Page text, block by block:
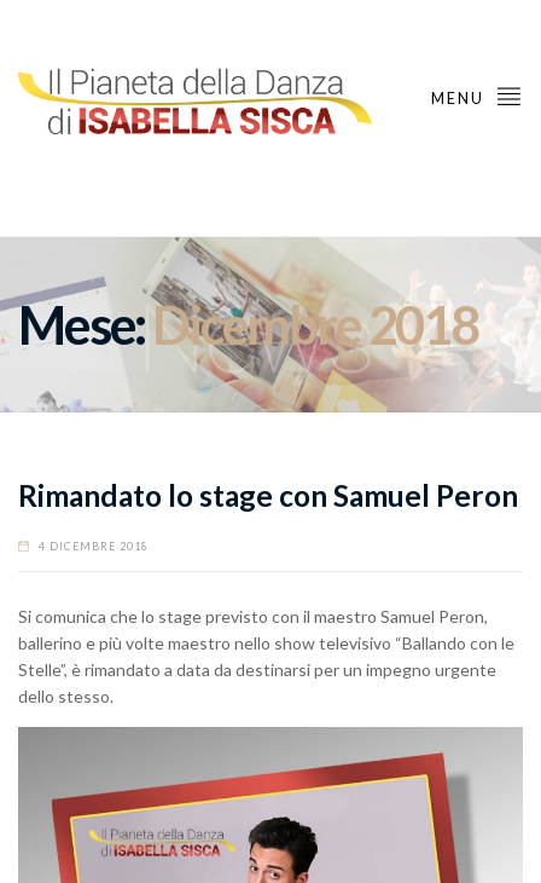
MENU
Mese:Dicembre 2018
Rimandato lo stage con Samuel Peron
4 DICEMBRE 2018
Si comunica che lo stage previsto con il maestro Samuel Peron,
ballerino e più volte maestro nello show televisivo “Ballando con le
Stelle”, è rimandato a data da destinarsi per un impegno urgente
dello stesso.